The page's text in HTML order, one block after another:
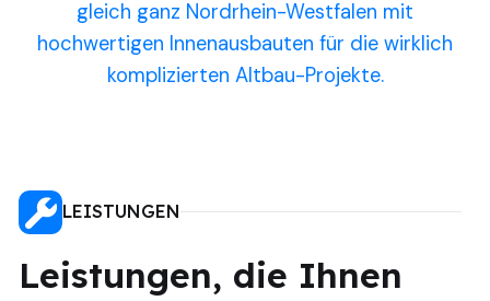
gleich ganz Nordrhein-Westfalen mit
hochwertigen Innenausbauten für die wirklich
komplizierten Altbau-Projekte.
LEISTUNGEN
Leistungen, die Ihnen